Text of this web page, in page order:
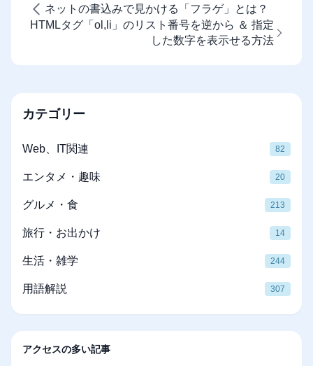
ネットの書込みで見かける「フラゲ」とは？
HTMLタグ「ol,li」のリスト番号を逆から ＆ 指定
した数字を表示せる方法
カテゴリー
Web、IT関連 82
エンタメ・趣味 20
グルメ・食 213
旅行・お出かけ 14
生活・雑学 244
用語解説 307
アクセスの多い記事